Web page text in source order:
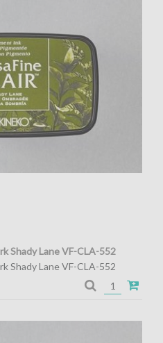
Shady Lane VF-CLA-552
Shady Lane VF-CLA-552